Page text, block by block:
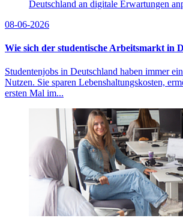
08-06-2026
Wie sich der studentische Arbeitsmarkt in
Studentenjobs in Deutschland haben immer
Nutzen. Sie sparen Lebenshaltungskosten,
ersten Mal im...